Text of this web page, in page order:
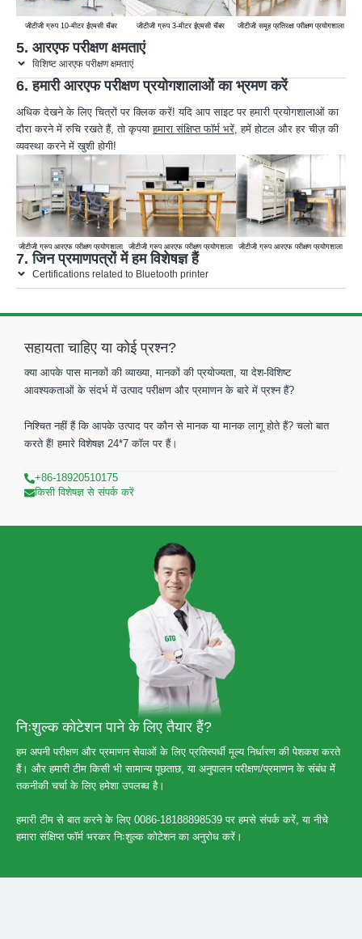
जीटीजी ग्रुप 10-मीटर ईएमसी चैंबर जीटीजी ग्रुप 3-मीटर ईएमसी चैंबर जीटीजी समूह प्रतिरक्षा परीक्षण प्रयोगशाला
5. आरएफ परीक्षण क्षमताएं
विशिष्ट आरएफ परीक्षण क्षमताएं
6. हमारी आरएफ परीक्षण प्रयोगशालाओं का भ्रमण करें
अधिक देखने के लिए चित्रों पर क्लिक करें! यदि आप साइट पर हमारी प्रयोगशालाओं का
दौरा करने में रुचि रखते हैं, तो कृपयाहमारा संक्षिप्त फॉर्म भरें , हमें होटल और हर चीज़ की
व्यवस्था करने में खुशी होगी!
जीटीजी ग्रुप आरएफ परीक्षण प्रयोगशाला जीटीजी ग्रुप आरएफ परीक्षण प्रयोगशाला जीटीजी ग्रुप आरएफ परीक्षण प्रयोगशाला
7. जिन प्रमाणपत्रों में हम विशेषज्ञ हैं
Certifications related to Bluetooth printer
सहायता चाहिए या कोई प्रश्न?
क्या आपके पास मानकों की व्याख्या, मानकों की प्रयोज्यता, या देश-विशिष्ट
आवश्यकताओं के संदर्भ में उत्पाद परीक्षण और प्रमाणन के बारे में प्रश्न हैं?
निश्चित नहीं हैं कि आपके उत्पाद पर कौन से मानक या मानक लागू होते हैं? चलो बात
करते हैं! हमारे विशेषज्ञ 24*7 कॉल पर हैं।
+86-18920510175
किसी विशेषज्ञ से संपर्क करें
निःशुल्क कोटेशन पाने के लिए तैयार हैं?
हम अपनी परीक्षण और प्रमाणन सेवाओं के लिए प्रतिस्पर्धी मूल्य निर्धारण की पेशकश करते
हैं। और हमारी टीम किसी भी सामान्य पूछताछ, या अनुपालन परीक्षण/प्रमाणन के संबंध में
तकनीकी चर्चा के लिए हमेशा उपलब्ध है।
हमारी टीम से बात करने के लिए 0086-18188898539 पर हमसे संपर्क करें, या नीचे
हमारा संक्षिप्त फॉर्म भरकर निःशुल्क कोटेशन का अनुरोध करें।